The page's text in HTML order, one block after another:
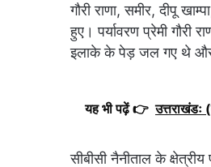
गौरी राणा, समीर, दीपू
हुए। पर्यावरण प्रेमी
इलाके के पेड़ जल गए थे और
यह भी पढ़ें 👉
सीबीसी नैनीताल के